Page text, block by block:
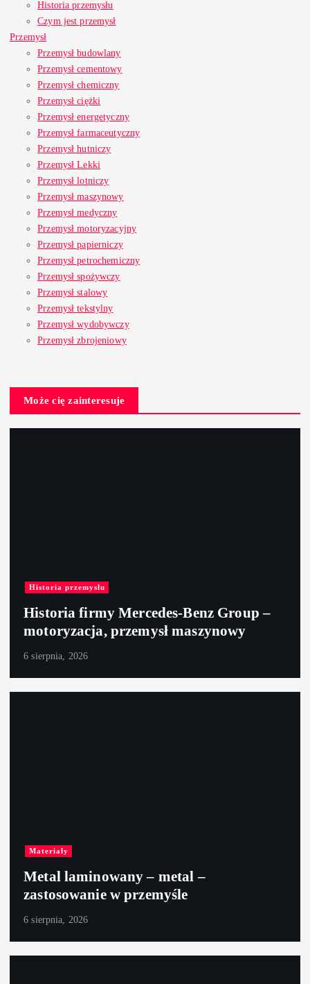
Historia przemysłu
Czym jest przemysł
Przemysł
Przemysł budowlany
Przemysł cementowy
Przemysł chemiczny
Przemysł ciężki
Przemysł energetyczny
Przemysł farmaceutyczny
Przemysł hutniczy
Przemysł Lekki
Przemysł lotniczy
Przemysł maszynowy
Przemysł medyczny
Przemysł motoryzacyjny
Przemysł papierniczy
Przemysł petrochemiczny
Przemysł spożywczy
Przemysł stalowy
Przemysł tekstylny
Przemysł wydobywczy
Przemysł zbrojeniowy
Może cię zainteresuje
Historia przemysłu
Historia firmy Mercedes-Benz Group –
motoryzacja, przemysł maszynowy
6 sierpnia, 2026
Materiały
Metal laminowany – metal –
zastosowanie w przemyśle
6 sierpnia, 2026